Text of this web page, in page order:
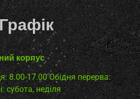
корпус
8.00-17.00 Обідня перерва:
субота, неділя